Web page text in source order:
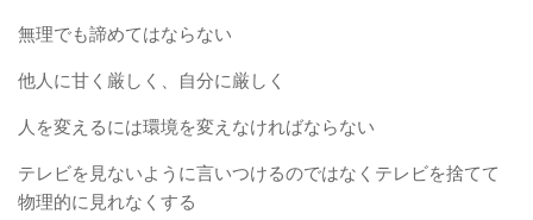
無理でも諦めてはならない
他人に甘く厳しく、自分に厳しく
人を変えるには環境を変えなければならない
テレビを見ないように言いつけるのではなくテレビを捨てて
物理的に見れなくする